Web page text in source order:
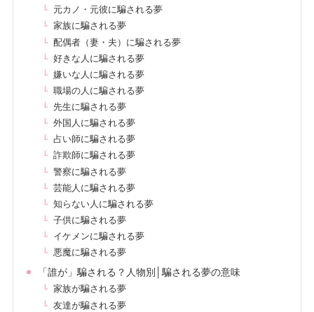
元カノ・元彼に騙される夢
家族に騙される夢
配偶者（妻・夫）に騙される夢
好きな人に騙される夢
嫌いな人に騙される夢
職場の人に騙される夢
先生に騙される夢
外国人に騙される夢
占い師に騙される夢
詐欺師に騙される夢
警察に騙される夢
芸能人に騙される夢
知らない人に騙される夢
子供に騙される夢
イケメンに騙される夢
悪魔に騙される夢
「誰が」騙される？人物別│騙される夢の意味
家族が騙される夢
友達が騙される夢